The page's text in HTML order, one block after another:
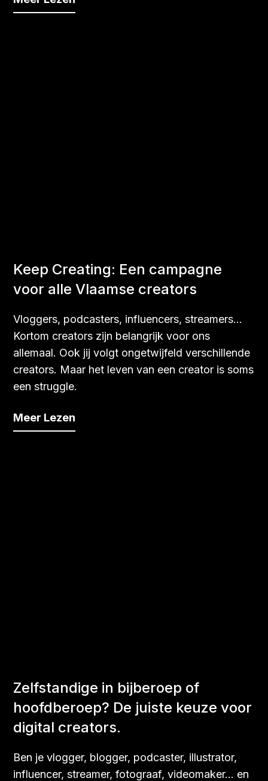
Keep Creating: Een campagne
voor alle Vlaamse creators
Vloggers, podcasters, influencers, streamers…
Kortom creators zijn belangrijk voor ons
allemaal. Ook jij volgt ongetwijfeld verschillende
creators. Maar het leven van een creator is soms
een struggle.
Meer Lezen
Zelfstandige in bijberoep of
hoofdberoep? De juiste keuze voor
digital creators.
Ben je vlogger, blogger, podcaster, illustrator,
influencer, streamer, fotograaf, videomaker… en